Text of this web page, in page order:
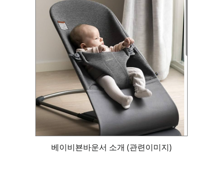
베이비뵨바운서 소개 (관련이미지)